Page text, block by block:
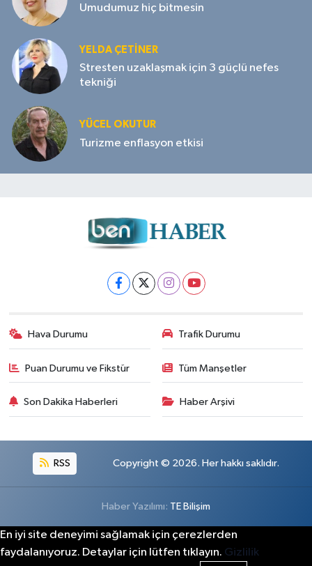
Umudumuz hiç bitmesin
YELDA ÇETİNER
Stresten uzaklaşmak için 3 güçlü nefes
tekniği
YÜCEL OKUTUR
Turizme enflasyon etkisi
Hava Durumu Trafik Durumu
Puan Durumu ve Fikstür Tüm Manşetler
Son Dakika Haberleri Haber Arşivi
RSS Copyright © 2026. Her hakkı saklıdır.
Haber Yazılımı: TE Bilişim
En iyi site deneyimi sağlamak için çerezlerden
faydalanıyoruz. Detaylar için lütfen tıklayın. Gizlilik